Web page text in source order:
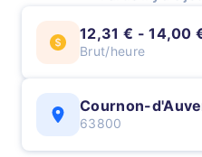
12,31 € - 14,00
Brut/heure
Cournon-
63800